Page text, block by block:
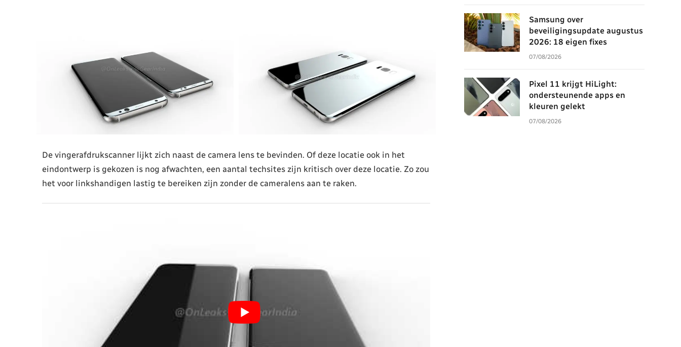
De vingerafdrukscanner lijkt zich naast de camera lens te bevinden. Of deze locatie ook in het
eindontwerp is gekozen is nog afwachten, een aantal techsites zijn kritisch over deze locatie. Zo zou
het voor linkshandigen lastig te bereiken zijn zonder de cameralens aan te raken.
Samsung over
beveiligingsupdate augustus
2026: 18 eigen fixes
07/08/2026
Pixel 11 krijgt HiLight:
ondersteunende apps en
kleuren gelekt
07/08/2026